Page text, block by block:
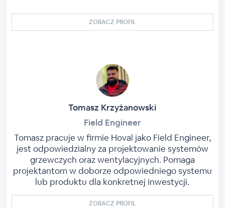
ZOBACZ PROFIL
Tomasz Krzyżanowski
Field Engineer
Tomasz pracuje w firmie Hoval jako Field Engineer,
jest odpowiedzialny za projektowanie systemów
grzewczych oraz wentylacyjnych. Pomaga
projektantom w doborze odpowiedniego systemu
lub produktu dla konkretnej inwestycji.
ZOBACZ PROFIL